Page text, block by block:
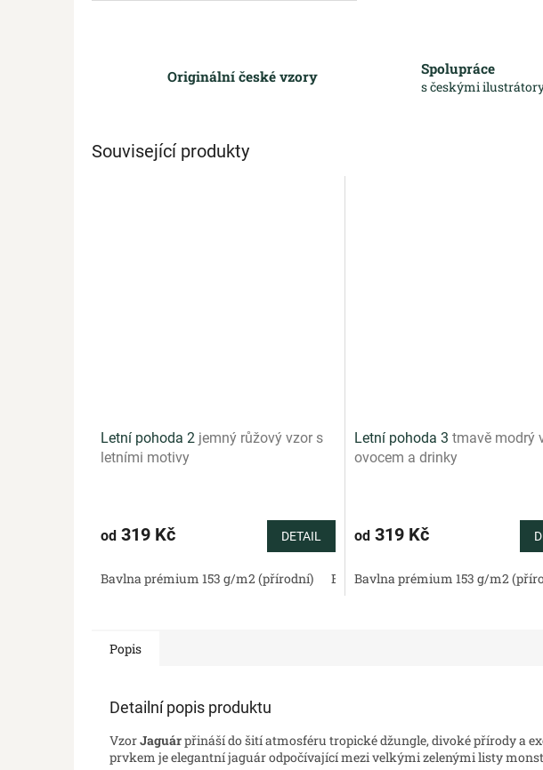
Originální české vzory Spolupráce
s českými
Související produkty
Letní pohoda 2 jemný růžový vzor s
letními motivy
od 319 Kč DETAIL
Bavlna prémium 153 g/m2 (přírodní) Bavlněný satén 130 g/m2 (přírodní)
Letní pohoda 3 tmavě modrý
ovocem a drinky
od319 Kč
Bavlna prémium 153 g/m2
Popis
Detailní popis produktu
VzorJaguárpřináší do šití atmosféru tropické džungle, divoké přírody a
prvkem je elegantní jaguár odpočívající mezi velkými zelenými listy